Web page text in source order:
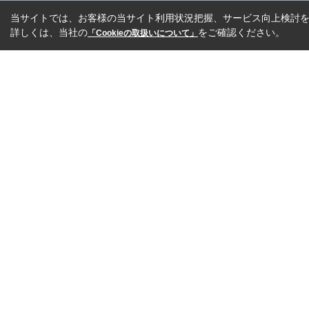
当サイトでは、お客様の当サイト利用状況把握、サービス向上検討
詳しくは、当社の 「Cookieの取扱いについて」 をご確認ください。